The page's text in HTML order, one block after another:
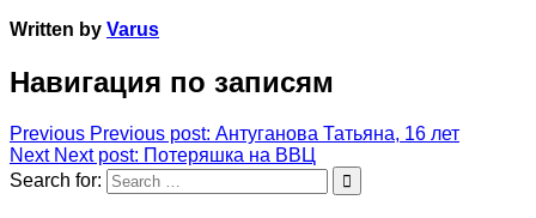
Written by Varus
Навигация по записям
Previous Previous post: Антуганова Татьяна, 16 лет
Next Next post: Потеряшка на ВВЦ
Search for: